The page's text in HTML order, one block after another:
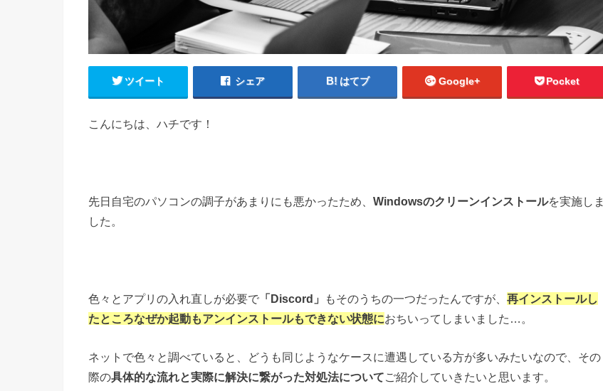
ツイート シェア はてブ Google+ Pocket
こんにちは、ハチです！
先日自宅のパソコンの調子があまりにも悪かったため、 Windowsのクリーンインストールを実施しま
した。
色々とアプリの入れ直しが必要で 「Discord」 もそのうちの一つだったんですが、 再インストールし
たところなぜか起動もアンインストールもできない状態におちいってしまいました…。
ネットで色々と調べていると、どうも同じようなケースに遭遇している方が多いみたいなので、その
際の具体的な流れと実際に解決に繋がった対処法についてご紹介していきたいと思います。